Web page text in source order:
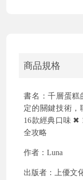
商品規格
書名：千層蛋糕
定的關鍵技術，
16款經典口味 ✖
全攻略
作者：Luna
出版者：上優文